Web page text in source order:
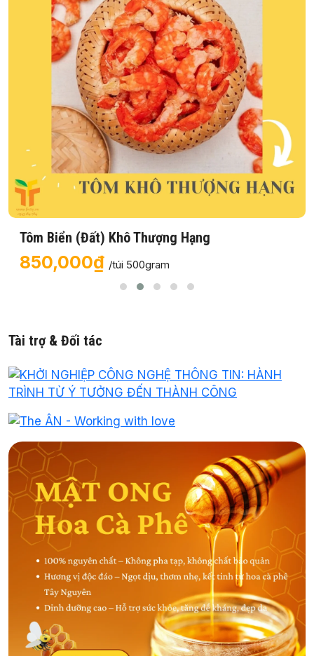
Tôm Biển (Đất) Khô Thượng Hạng
850,000₫ /túi 500gram
Tài trợ & Đối tác